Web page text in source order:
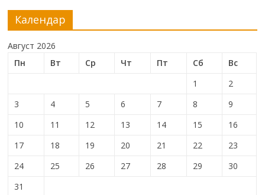
Календар
Август 2026
Пн
Вт Ср Чт Пт Сб
Вс
1
2
3
4 5 6 7 8
9
10
11 12 13 14 15
16
17
18 19 20 21 22
23
24
25 26 27 28 29
30
31